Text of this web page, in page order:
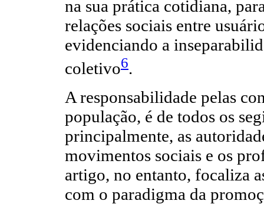
na sua prática cotidiana,
relações sociais entre
evidenciando a
coletivo6.
A responsabilidade pelas
população, é de todos os
principalmente, as
movimentos sociais e os
artigo, no entanto, focaliza
com o paradigma da